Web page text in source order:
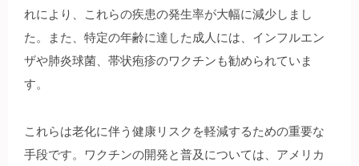
れにより、これらの疾患の発生率が大幅に減少しまし
た。また、特定の年齢に達した成人には、インフルエン
ザや肺炎球菌、帯状疱疹のワクチンも勧められていま
す。
これらは老化に伴う健康リスクを軽減するための重要な
手段です。ワクチンの開発と普及については、アメリカ